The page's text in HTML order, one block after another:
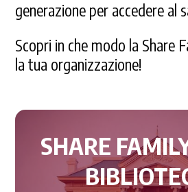
generazione per accedere al
Scopri in che modo la Share
la tua organizzazione!
SHARE